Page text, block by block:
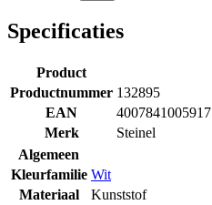
Specificaties
Product
Productnummer 132895
EAN
4007841005917
Merk
Steinel
Algemeen
Kleurfamilie Wit
Materiaal
Kunststof